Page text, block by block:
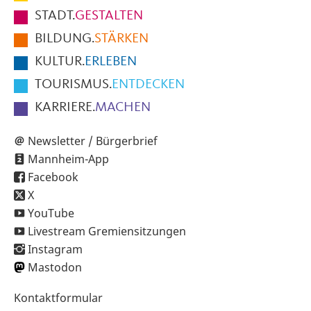
Fußbereich
der
Seite
STADT.GESTALTEN
BILDUNG.STÄRKEN
KULTUR.ERLEBEN
TOURISMUS.ENTDECKEN
KARRIERE.MACHEN
Newsletter / Bürgerbrief
Mannheim-App
Facebook
X
YouTube
Livestream Gremiensitzungen
Instagram
Mastodon
Sekundärnavigation
Kontaktformular